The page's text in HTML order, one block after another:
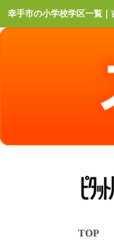
幸手市の小学校学区一覧
TOP